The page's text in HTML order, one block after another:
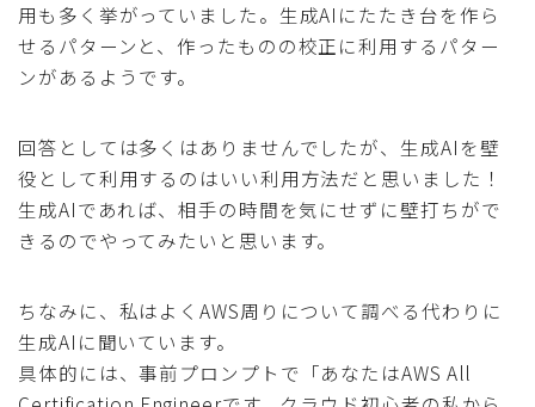
用も多く挙がっていました。生成AIにたたき台を作ら
せるパターンと、作ったものの校正に利用するパター
ンがあるようです。
回答としては多くはありませんでしたが、生成AIを壁
役として利用するのはいい利用方法だと思いました！
生成AIであれば、相手の時間を気にせずに壁打ちがで
きるのでやってみたいと思います。
ちなみに、私はよくAWS周りについて調べる代わりに
生成AIに聞いています。
具体的には、事前プロンプトで「あなたはAWS All